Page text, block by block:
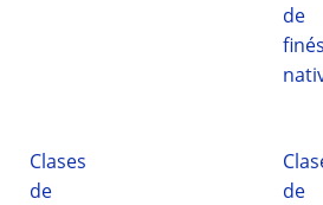
de
finés
Clases
de
Clases
de